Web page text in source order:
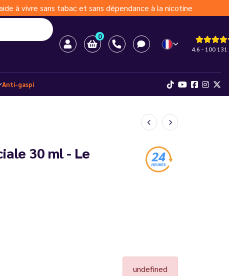
à vivre sans tabac et sans dépendance à la nicotine
0
4.6 - 100 131
Anti-gaspi
30 ml - Le
undefined